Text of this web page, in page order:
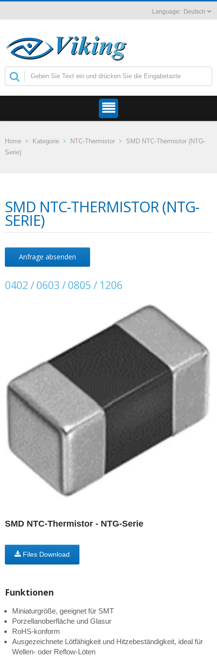
Deutsch
Home Kategorie NTC-Thermistor
SMD NTC-Thermistor (NTG-
Serie)
SMD NTC-THERMISTOR (NTG-
SERIE)
Anfrage absenden
0402 / 0603 / 0805 / 1206
SMD NTC-Thermistor - NTG-Serie
Files Download
Funktionen
Miniaturgröße, geeignet für SMT
Porzellanoberfläche und Glasur
RoHS-konform
Ausgezeichnete Lötfähigkeit und Hitzebeständigkeit, ideal für
Wellen- oder Reflow-Löten